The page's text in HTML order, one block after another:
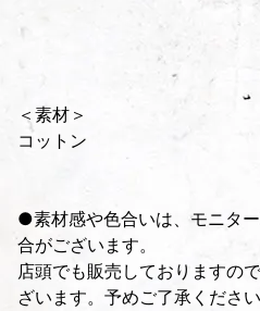
＜素材＞
コットン
●素材感や色合いは、モニタ
合がございます。
店頭でも販売しておりますの
ざいます。予めご了承ください